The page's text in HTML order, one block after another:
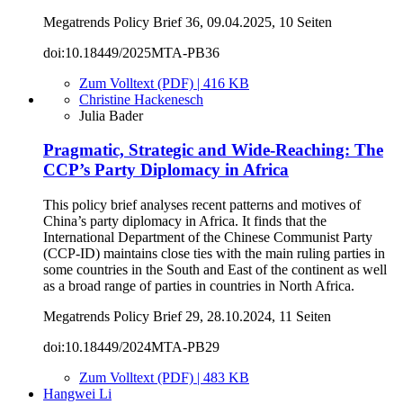
Megatrends Policy Brief 36, 09.04.2025, 10 Seiten
doi:10.18449/2025MTA-PB36
Zum Volltext (PDF) | 416 KB
Christine Hackenesch
Julia Bader
Pragmatic, Strategic and Wide-Reaching: The
CCP’s Party Diplomacy in Africa
This policy brief analyses recent patterns and motives of
China’s party diplomacy in Africa. It finds that the
International Department of the Chinese Communist Party
(CCP-ID) maintains close ties with the main ruling parties in
some countries in the South and East of the continent as well
as a broad range of parties in countries in North Africa.
Megatrends Policy Brief 29, 28.10.2024, 11 Seiten
doi:10.18449/2024MTA-PB29
Zum Volltext (PDF) | 483 KB
Hangwei Li